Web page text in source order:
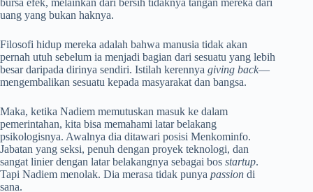
uang yang bukan haknya.
Filosofi hidup mereka adalah bahwa manusia tidak akan
pernah utuh sebelum ia menjadi bagian dari sesuatu yang lebih
besar daripada dirinya sendiri. Istilah kerennya giving back—
mengembalikan sesuatu kepada masyarakat dan bangsa.
Maka, ketika Nadiem memutuskan masuk ke dalam
pemerintahan, kita bisa memahami latar belakang
psikologisnya. Awalnya dia ditawari posisi Menkominfo.
Jabatan yang seksi, penuh dengan proyek teknologi, dan
sangat linier dengan latar belakangnya sebagai bos startup.
Tapi Nadiem menolak. Dia merasa tidak punya passion di
sana.